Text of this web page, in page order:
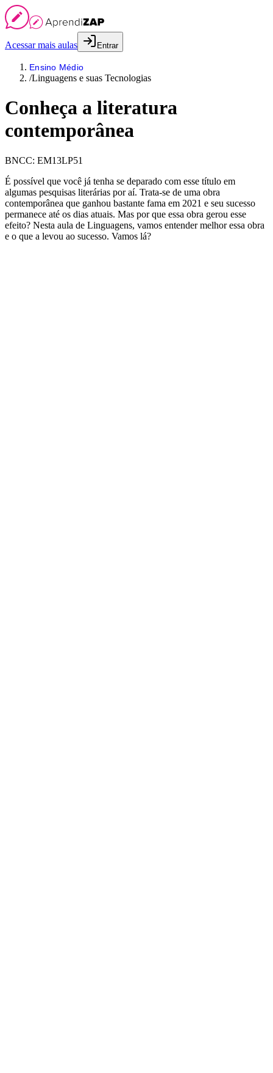
Acessar mais aulas Entrar
Ensino Médio
/Linguagens e suas Tecnologias
Conheça a literatura
contemporânea
BNCC: EM13LP51
É possível que você já tenha se deparado com esse título em
algumas pesquisas literárias por aí. Trata-se de uma obra
contemporânea que ganhou bastante fama em 2021 e seu sucesso
permanece até os dias atuais. Mas por que essa obra gerou esse
efeito? Nesta aula de Linguagens, vamos entender melhor essa obra
e o que a levou ao sucesso. Vamos lá?